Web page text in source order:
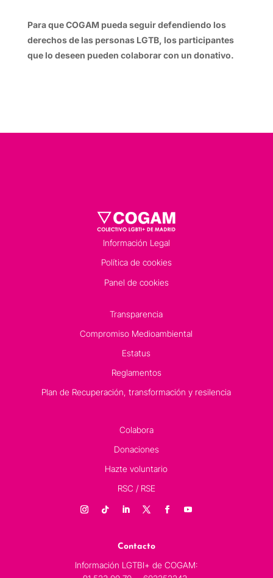
Para que COGAM pueda seguir defendiendo los
derechos de las personas LGTB, los participantes
que lo deseen pueden colaborar con un donativo.
Información Legal
Política de cookies
Panel de cookies
Transparencia
Compromiso Medioambiental
Estatus
Reglamentos
Plan de Recuperación, transformación y resilencia
Colabora
Donaciones
Hazte voluntario
RSC / RSE
Contacto
Información LGTBI+ de COGAM: